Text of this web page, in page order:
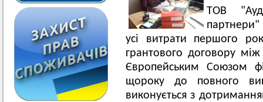
ТОВ
усі витрати першого
грантового договору
Європейським Союзом
щороку до повного
виконується з